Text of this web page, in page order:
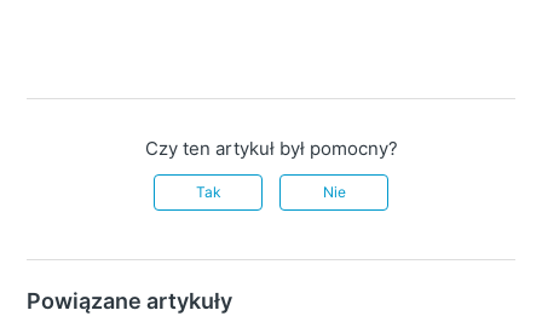
Czy ten artykuł był pomocny?
Tak Nie
Powiązane artykuły